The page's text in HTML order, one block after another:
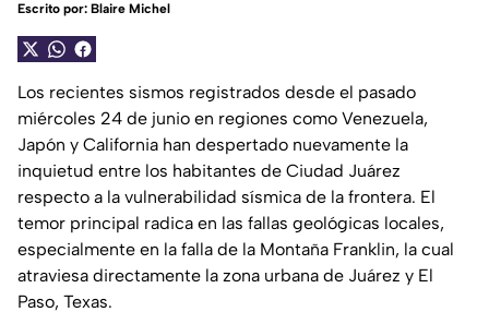
Escrito por: Blaire Michel
Los recientes sismos registrados desde el pasado
miércoles 24 de junio en regiones como Venezuela,
Japón y California han despertado nuevamente la
inquietud entre los habitantes de Ciudad Juárez
respecto a la vulnerabilidad sísmica de la frontera. El
temor principal radica en las fallas geológicas locales,
especialmente en la falla de la Montaña Franklin, la cual
atraviesa directamente la zona urbana de Juárez y El
Paso, Texas.